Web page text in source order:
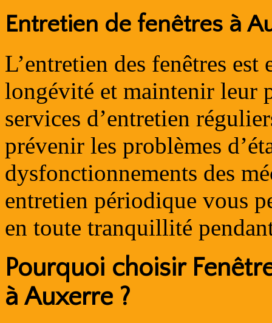
Entretien de fenêtres à
L’entretien des fenêtres
longévité et maintenir leur
services d’entretien
prévenir les problèmes
dysfonctionnements des
entretien périodique vous
en toute tranquillité
Pourquoi choisir
à Auxerre ?